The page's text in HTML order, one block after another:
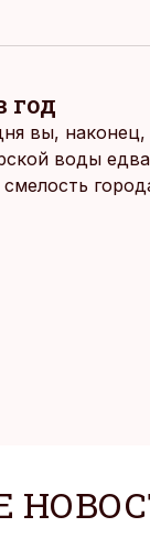
год
вы, наконец,
воды едва